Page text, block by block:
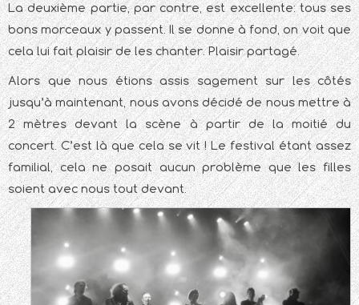
La deuxième partie, par contre, est excellente: tous ses
bons morceaux y passent. Il se donne à fond, on voit que
cela lui fait plaisir de les chanter. Plaisir partagé.
Alors que nous étions assis sagement sur les côtés
jusqu’à maintenant, nous avons décidé de nous mettre à
2 mètres devant la scène à partir de la moitié du
concert. C’est là que cela se vit ! Le festival étant assez
familial, cela ne posait aucun problème que les filles
soient avec nous tout devant.